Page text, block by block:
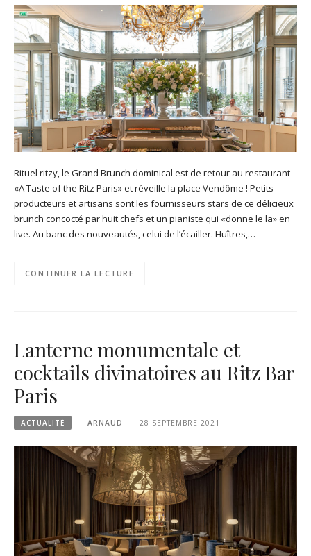
Rituel ritzy, le Grand Brunch dominical est de retour au restaurant
«A Taste of the Ritz Paris» et réveille la place Vendôme ! Petits
producteurs et artisans sont les fournisseurs stars de ce délicieux
brunch concocté par huit chefs et un pianiste qui «donne le la» en
live. Au banc des nouveautés, celui de l’écailler. Huîtres,…
CONTINUER LA LECTURE
Lanterne monumentale et
cocktails divinatoires au Ritz Bar
Paris
ACTUALITÉ ARNAUD 28 SEPTEMBRE 2021